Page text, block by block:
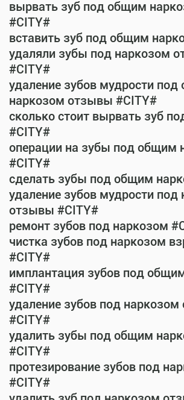
вырвать зуб под общим
#CITY#
вставить зуб под общим
удаляли зубы под наркозом
#CITY#
удаление зубов мудрости
наркозом отзывы #CITY#
сколько стоит вырвать зуб
#CITY#
операции на зубы под общим
#CITY#
сделать зубы под общим
удаление зубов мудрости под
отзывы #CITY#
ремонт зубов под наркозом
чистка зубов под наркозом
#CITY#
имплантация зубов под
#CITY#
удаление зубов под
#CITY#
удалить зубы под общим
#CITY#
протезирование зубов под
#CITY#